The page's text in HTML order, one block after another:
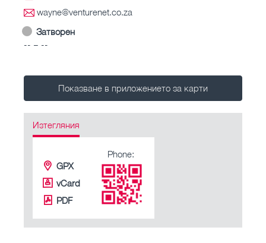
wayne@venturenet.co.za
Затворен
-- – --
Показване в приложението за карти
Изтегляния
GPX
vCard
PDF
Phone: